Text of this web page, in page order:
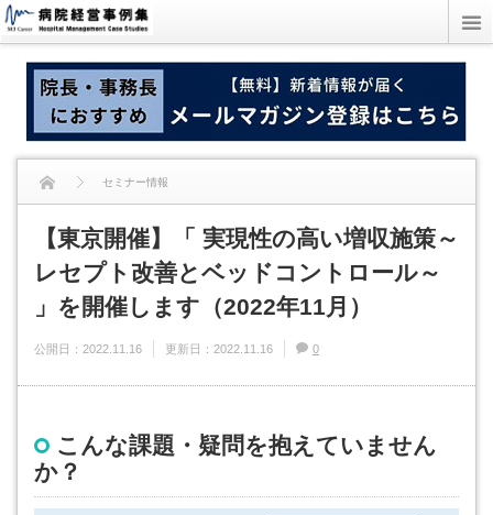
セミナー情報
【東京開催】「 実現性の高い増収施策～レセプト改善とベッドコントロール～
」を開催します（2022年11月）
【東京開催】「 実現性の高い増収施策～
レセプト改善とベッドコントロール～
」を開催します（2022年11月）
公開日： 2022.11.16 更新日： 2022.11.16 0
こんな課題・疑問を抱えていません
か？